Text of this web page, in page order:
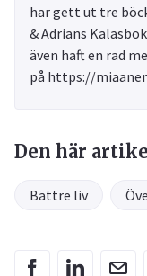
har gett ut tre
& Adrians
även haft en rad
på https://
Den här
Bättre liv